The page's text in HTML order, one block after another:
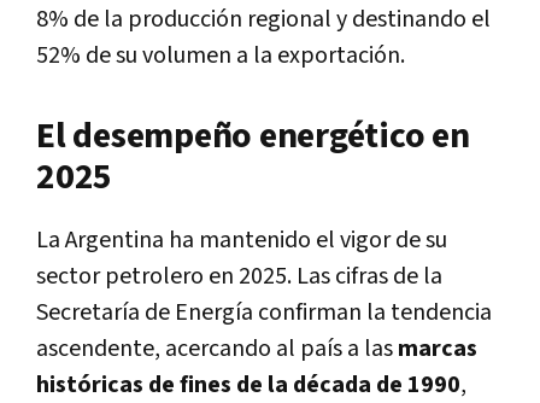
8% de la producción regional y destinando el
52% de su volumen a la exportación.
El desempeño energético en
2025
La Argentina ha mantenido el vigor de su
sector petrolero en 2025. Las cifras de la
Secretaría de Energía confirman la tendencia
ascendente, acercando al país a lasmarcas
históricas de fines de la década de 1990,